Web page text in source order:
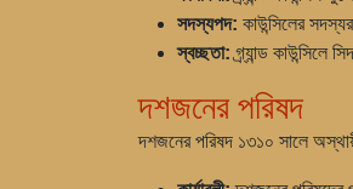
সদস্যপদ: কাউন্সিলের
স্বচ্ছতা:গ্র্যান্ড কাউন্সিলে
দশজনের পরিষদ
দশজনের পরিষদ ১৩১০ সালে